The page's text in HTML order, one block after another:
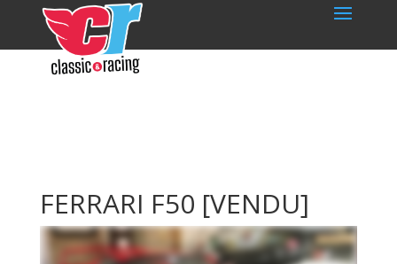
FERRARI F50 [VENDU]